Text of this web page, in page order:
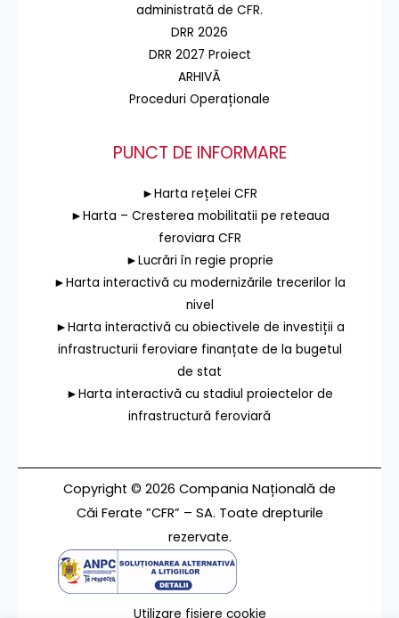
administrată de CFR.
DRR 2026
DRR 2027 Proiect
ARHIVĂ
Proceduri Operaționale
PUNCT DE INFORMARE
►Harta rețelei CFR
►Harta – Cresterea mobilitatii pe reteaua
feroviara CFR
►Lucrări în regie proprie
►Harta interactivă cu modernizările trecerilor la
nivel
►Harta interactivă cu obiectivele de investiții a
infrastructurii feroviare finanțate de la bugetul
de stat
►Harta interactivă cu stadiul proiectelor de
infrastructură feroviară
Copyright © 2026 Compania Națională de
Căi Ferate ”CFR” – SA. Toate drepturile
rezervate.
Utilizare fișiere cookie